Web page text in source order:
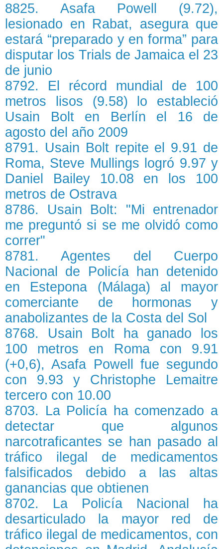
8825. Asafa Powell (9.72),
lesionado en Rabat, asegura que
estará “preparado y en forma” para
disputar los Trials de Jamaica el 23
de junio
8792. El récord mundial de 100
metros lisos (9.58) lo estableció
Usain Bolt en Berlín el 16 de
agosto del año 2009
8791. Usain Bolt repite el 9.91 de
Roma, Steve Mullings logró 9.97 y
Daniel Bailey 10.08 en los 100
metros de Ostrava
8786. Usain Bolt: "Mi entrenador
me preguntó si se me olvidó como
correr"
8781. Agentes del Cuerpo
Nacional de Policía han detenido
en Estepona (Málaga) al mayor
comerciante de hormonas y
anabolizantes de la Costa del Sol
8768. Usain Bolt ha ganado los
100 metros en Roma con 9.91
(+0,6), Asafa Powell fue segundo
con 9.93 y Christophe Lemaitre
tercero con 10.00
8703. La Policía ha comenzado a
detectar que algunos
narcotraficantes se han pasado al
tráfico ilegal de medicamentos
falsificados debido a las altas
ganancias que obtienen
8702. La Policía Nacional ha
desarticulado la mayor red de
tráfico ilegal de medicamentos, con